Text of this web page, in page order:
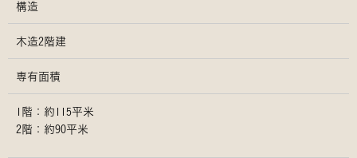
構造
木造2階建
専有面積
1階：約115平米
2階：約90平米